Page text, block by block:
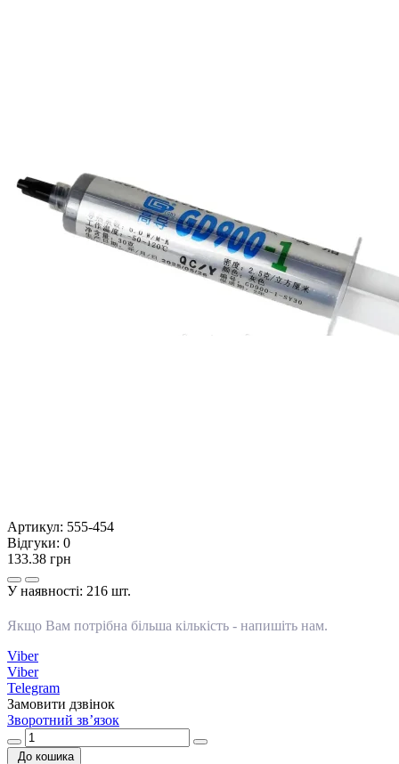
Артикул: 555-454
Відгуки: 0
133.38 грн
У наявності: 216 шт.
Якщо Вам потрібна більша кількість - напишіть нам.
Viber
Viber
Telegram
Замовити дзвінок
Зворотний зв’язок
До кошика